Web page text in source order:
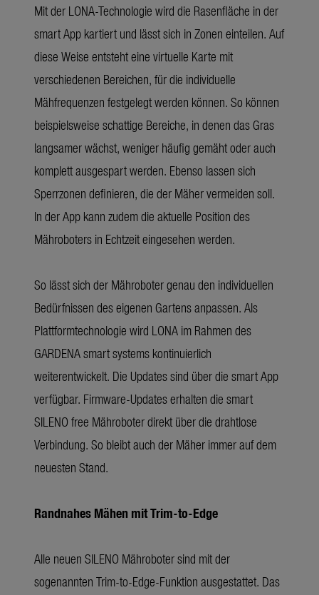
Mit der LONA-Technologie wird die Rasenfläche in der
smart App kartiert und lässt sich in Zonen einteilen. Auf
diese Weise entsteht eine virtuelle Karte mit
verschiedenen Bereichen, für die individuelle
Mähfrequenzen festgelegt werden können. So können
beispielsweise schattige Bereiche, in denen das Gras
langsamer wächst, weniger häufig gemäht oder auch
komplett ausgespart werden. Ebenso lassen sich
Sperrzonen definieren, die der Mäher vermeiden soll.
In der App kann zudem die aktuelle Position des
Mähroboters in Echtzeit eingesehen werden.
So lässt sich der Mähroboter genau den individuellen
Bedürfnissen des eigenen Gartens anpassen. Als
Plattformtechnologie wird LONA im Rahmen des
GARDENA smart systems kontinuierlich
weiterentwickelt. Die Updates sind über die smart App
verfügbar. Firmware-Updates erhalten die smart
SILENO free Mähroboter direkt über die drahtlose
Verbindung. So bleibt auch der Mäher immer auf dem
neuesten Stand.
Randnahes Mähen mit Trim-to-Edge
Alle neuen SILENO Mähroboter sind mit der
sogenannten Trim-to-Edge-Funktion ausgestattet. Das